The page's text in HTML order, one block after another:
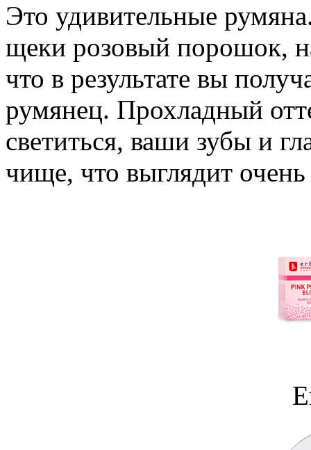
Это удивительные
щеки розовый порошок,
что в результате вы
румянец. Прохладный
светиться, ваши зубы и
чище, что выглядит